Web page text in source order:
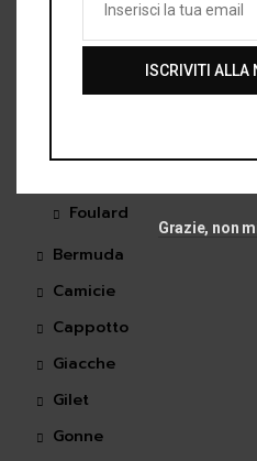
Accessori
Foulard
Bermuda
Camicie
Cappotto
Giacche
Gilet
Gonne
Inserisci la tua email
ISCRIVITI ALLA
Grazie, non